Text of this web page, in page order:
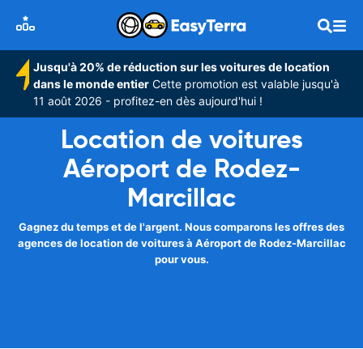
Jusqu'à 20% de réduction sur les voitures de location
dans le monde entier Cette promotion est valable jusqu'à
11 août 2026 - profitez-en dès aujourd'hui !
Location de voitures
Aéroport de Rodez-
Marcillac
Gagnez du temps et de l'argent. Nous comparons les offres des
agences de location de voitures à Aéroport de Rodez-Marcillac
pour vous.